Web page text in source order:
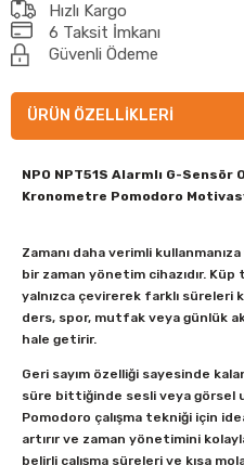
Hızlı Kargo
6 Taksit İmkanı
Güvenli Ödeme
ÜRÜN ÖZELLIKLERI
NPO NPT51S Alarmlı G-Sensör
Kronometre Pomodoro
Zamanı daha verimli
bir zaman yönetim cihazıdır. Küp
yalnızca çevirerek farklı süreleri
ders, spor, mutfak veya günlük
hale getirir.
Geri sayım özelliği sayesinde
süre bittiğinde sesli veya görsel
Pomodoro çalışma tekniği için
artırır ve zaman yönetimini
belirli çalışma süreleri ve kısa